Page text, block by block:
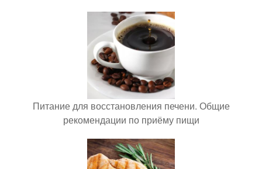
Питание для восстановления печени. Общие
рекомендации по приёму пищи